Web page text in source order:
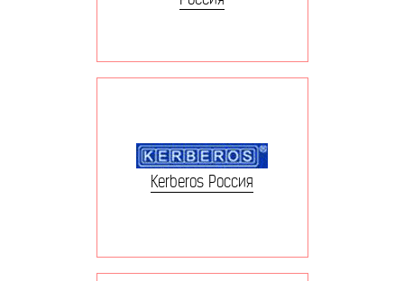
Kerberos Россия